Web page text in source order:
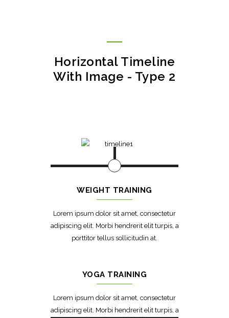
Horizontal Timeline
With Image - Type 2
WEIGHT TRAINING
Lorem ipsum dolor sit amet, consectetur
adipiscing elit. Morbi hendrerit elit turpis, a
porttitor tellus sollicitudin at.
YOGA TRAINING
Lorem ipsum dolor sit amet, consectetur
adipiscing elit. Morbi hendrerit elit turpis, a